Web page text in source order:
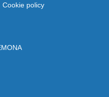
Cookie policy